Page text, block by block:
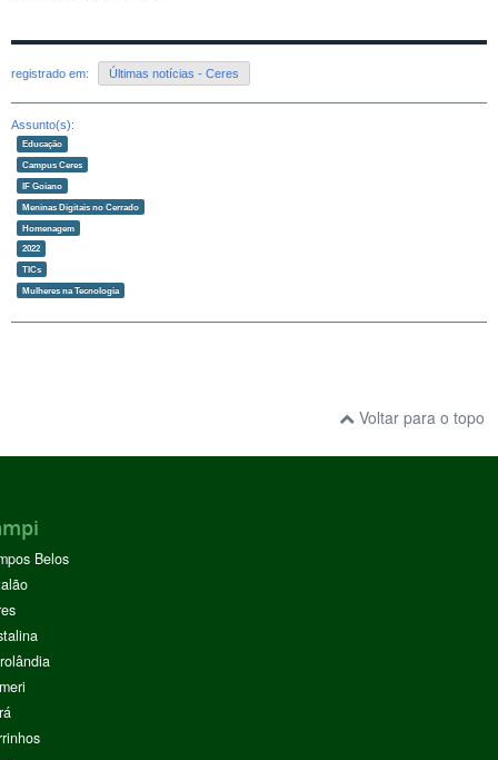
registrado em: Últimas notícias - Ceres
Assunto(s):
Educação
Campus Ceres
IF Goiano
Meninas Digitais no Cerrado
Homenagem
2022
TICs
Mulheres na Tecnologia
Voltar para o topo
Belos